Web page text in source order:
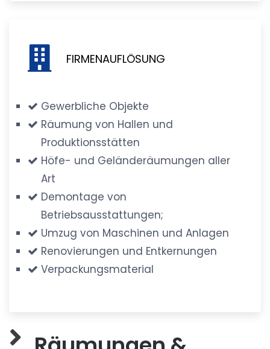
FIRMENAUFLÖSUNG
Gewerbliche Objekte
Räumung von Hallen und
Produktionsstätten
Höfe- und Geländeräumungen aller
Art
Demontage von
Betriebsausstattungen;
Umzug von Maschinen und Anlagen
Renovierungen und Entkernungen
Verpackungsmaterial